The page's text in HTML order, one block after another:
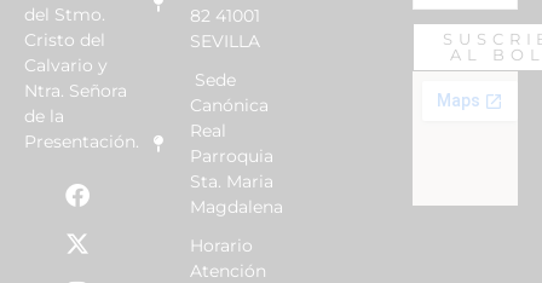
del Stmo.
Cristo del
Calvario y
Ntra. Señora
de la
Presentación.
82 41001
SEVILLA
Sede
Canónica
Real
Parroquia
Sta. Maria
Magdalena
Horario
Atención
AL